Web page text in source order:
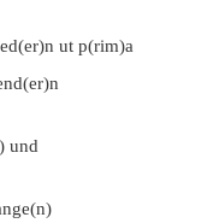
ut p(rim)a
und